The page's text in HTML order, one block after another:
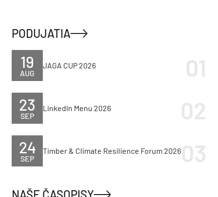
PODUJATIA
AUG
19 JAGA CUP 2026
SEP
23 LinkedIn Menu 2026
SEP
24 Timber & Climate Resilience Forum 2026
NAŠE ČASOPISY